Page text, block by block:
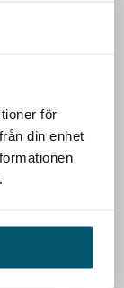
för
din enhet
ska
största
i vad
tio miljoner
en skyldighet